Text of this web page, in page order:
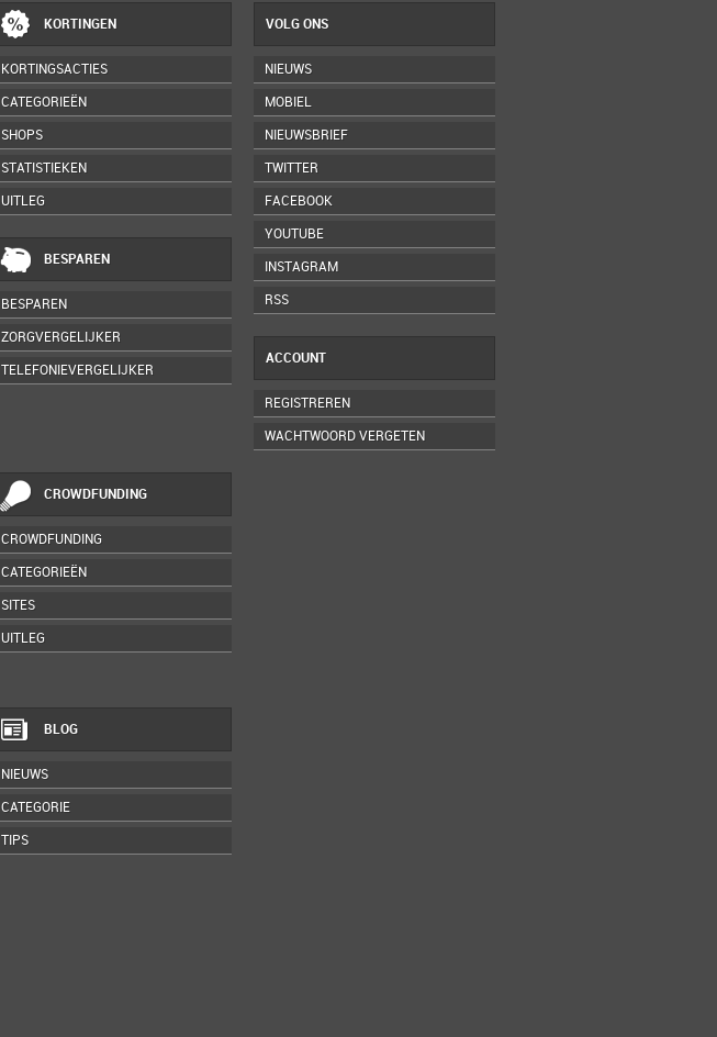
KORTINGEN
KORTINGSACTIES
CATEGORIEËN
SHOPS
STATISTIEKEN
UITLEG
BESPAREN
BESPAREN
ZORGVERGELIJKER
TELEFONIEVERGELIJKER
CROWDFUNDING
CROWDFUNDING
CATEGORIEËN
SITES
UITLEG
BLOG
NIEUWS
CATEGORIE
TIPS
VOLG ONS
NIEUWS
MOBIEL
NIEUWSBRIEF
TWITTER
FACEBOOK
YOUTUBE
INSTAGRAM
RSS
ACCOUNT
REGISTREREN
WACHTWOORD VERGETEN